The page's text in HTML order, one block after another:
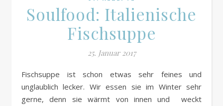
Soulfood: Italienische
Fischsuppe
25. Januar 2017
Fischsuppe ist schon etwas sehr feines und
unglaublich lecker. Wir essen sie im Winter sehr
gerne, denn sie wärmt von innen und weckt